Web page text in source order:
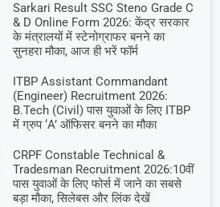
Sarkari Result SSC Steno Grade C
& D Online Form 2026: केंद्र सरकार
के मंत्रालयों में स्टेनोग्राफर बनने का
सुनहरा मौका, आज ही भरें फॉर्म
ITBP Assistant Commandant
(Engineer) Recruitment 2026:
B.Tech (Civil) पास युवाओं के लिए ITBP
में ग्रुप ‘A’ ऑफिसर बनने का मौका
CRPF Constable Technical &
Tradesman Recruitment 2026:10वीं
पास युवाओं के लिए फोर्स में जाने का सबसे
बड़ा मौका, सिलेबस और लिंक देखें